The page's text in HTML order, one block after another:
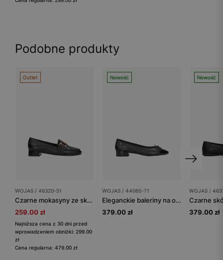
Podobne produkty
Outlet
WOJAS / 46320-51
Czarne mokasyny ze skóry licowej ze złotą ozdobą
259.00 zł
Najniższa cena z 30 dni przed
wprowadzeniem obniżki: 299.00
zł
Cena regularna: 479.00 zł
Nowość
WOJAS / 44065-71
Eleganckie baleriny na obcasie z błyszczącym noskiem
379.00 zł
Nowość
WOJAS /
379.00 zł